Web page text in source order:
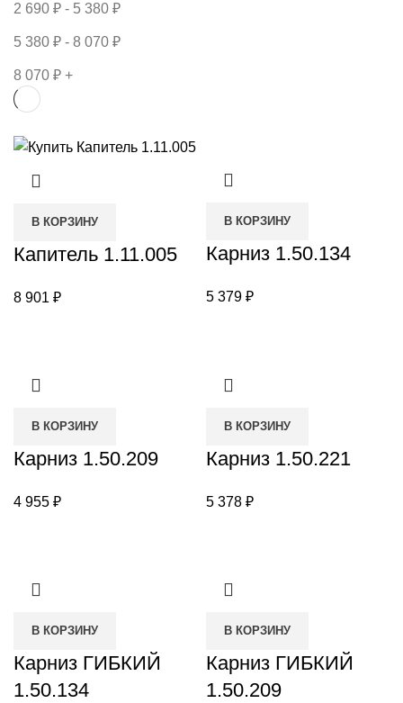
2 690 ₽ - 5 380 ₽
5 380 ₽ - 8 070 ₽
8 070 ₽ +
В КОРЗИНУ
Капитель 1.11.005
8 901 ₽
В КОРЗИНУ
Карниз 1.50.134
5 379 ₽
В КОРЗИНУ
Карниз 1.50.209
4 955 ₽
В КОРЗИНУ
Карниз 1.50.221
5 378 ₽
В КОРЗИНУ
Карниз ГИБКИЙ
1.50.134
В КОРЗИНУ
Карниз ГИБКИЙ
1.50.209